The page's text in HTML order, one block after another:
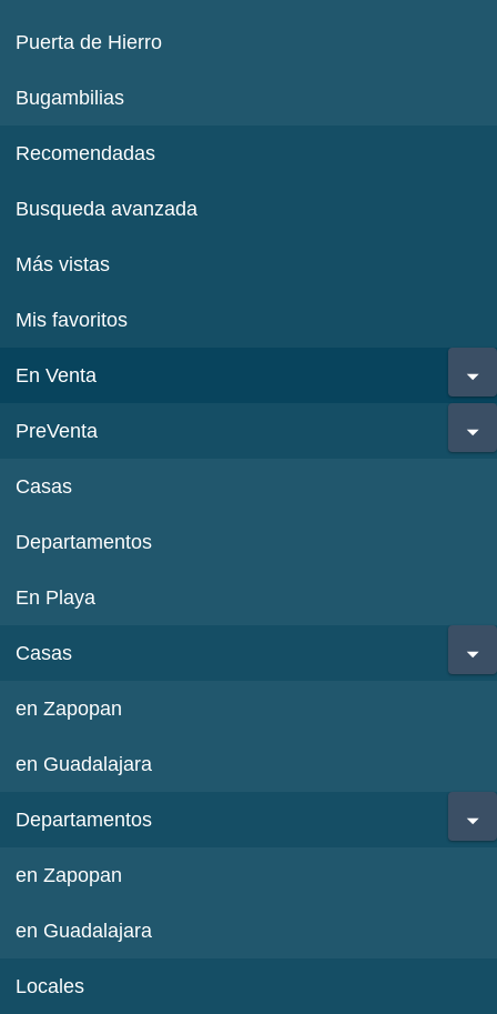
Puerta de Hierro
Bugambilias
Recomendadas
Busqueda avanzada
Más vistas
Mis favoritos
En Venta
PreVenta
Casas
Departamentos
En Playa
Casas
en Zapopan
en Guadalajara
Departamentos
en Zapopan
en Guadalajara
Locales